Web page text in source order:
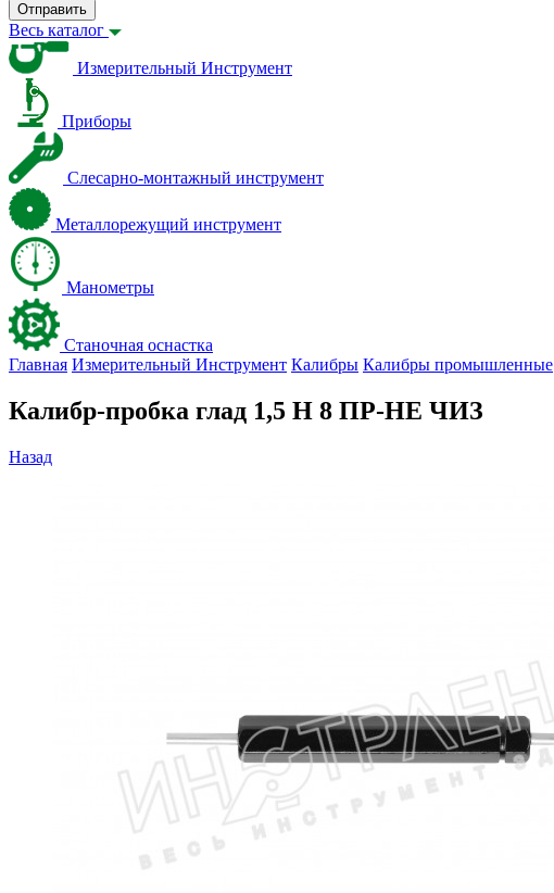
Отправить
Весь каталог
Измерительный Инструмент
Приборы
Слесарно-монтажный инструмент
Металлорежущий инструмент
Манометры
Станочная оснастка
Главная Измерительный Инструмент Калибры Калибры промышленные
Калибр-пробка глад 1,5 H 8 ПР-НЕ ЧИЗ
Назад